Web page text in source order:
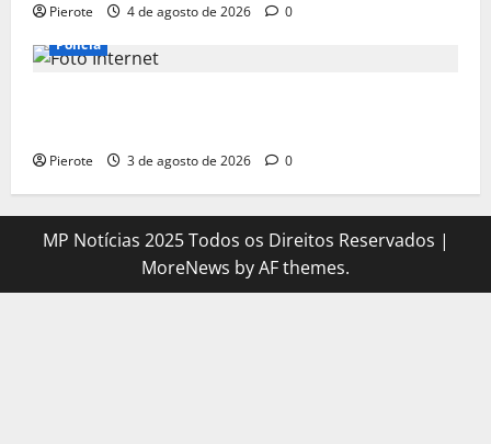
Pierote 4 de agosto de 2026
0
Polícia
Pierote 3 de agosto de 2026 0
MP Notícias 2025 Todos os Direitos Reservados |
MoreNews by AF themes.